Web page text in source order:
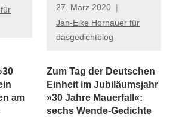
27. März 2020
Jan-Eike Hornauer für
dasgedichtblog
am
Zum Tag der Deutschen
Einheit im Jubiläumsjahr
»30 Jahre Mauerfall«:
sechs Wende-Gedichte